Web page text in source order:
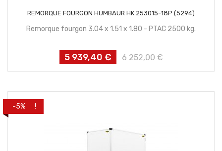
REMORQUE FOURGON HUMBAUR HK 253015-18P (5294)
Remorque fourgon 3.04 x 1.51 x 1.80 - PTAC 2500 kg.
Prix
5 939,40 €
Prix
6 252,00 €
PROMO !
-5%